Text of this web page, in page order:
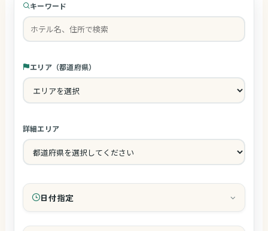
キーワード
エリア（都道府県）
詳細エリア
日付指定
チェックイン